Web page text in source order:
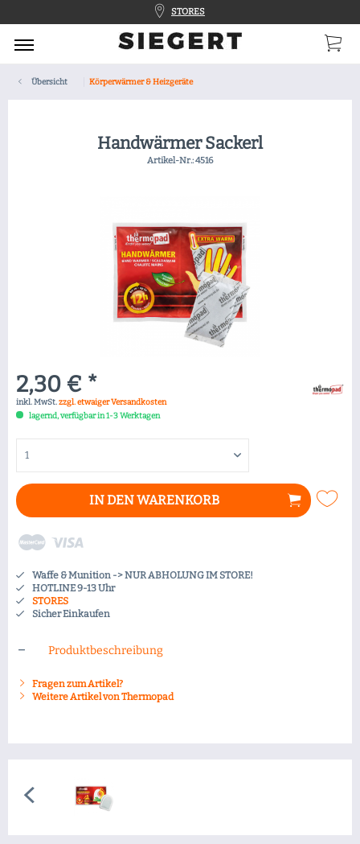
STORES
Übersicht Körperwärmer & Heizgeräte
Handwärmer Sackerl
Artikel-Nr.:4516
2,30 € *
inkl. MwSt.zzgl. etwaiger Versandkosten
lagernd, verfügbar in 1-3 Werktagen
IN DENWARENKORB
Waffe & Munition -> NUR ABHOLUNG IM STORE!
HOTLINE 9-13 Uhr
STORES
Sicher Einkaufen
Produktbeschreibung
Fragen zum Artikel?
Weitere Artikel von Thermopad